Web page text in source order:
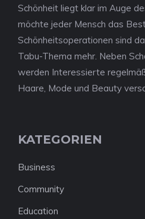
Schönheit liegt klar im Auge
möchte jeder Mensch das
Schönheitsoperationen sind
Tabu-Thema mehr. Neben
werden Interessierte
Haare, Mode und Beauty
KATEGORIEN
Business
Community
Education